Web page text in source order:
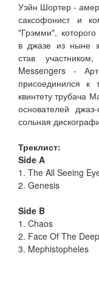
Уэйн Шортер -
саксофонист и
"Грэмми",
в джазе из ныне
став
Messengers -
присоединился к
квинтету трубача
основателей
сольная
Треклист:
Side A
1. The All Seeing
2. Genesis
Side B
1. Chaos
2. Face Of The Deep
3. Mephistopheles